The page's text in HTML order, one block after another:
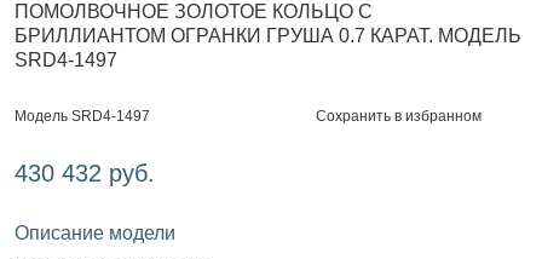
ПОМОЛВОЧНОЕ ЗОЛОТОЕ КОЛЬЦО С
БРИЛЛИАНТОМ ОГРАНКИ ГРУША 0.7 КАРАТ. МОДЕЛЬ
SRD4-1497
Модель SRD4-1497 Сохранить в избранном
430 432 руб.
Описание модели